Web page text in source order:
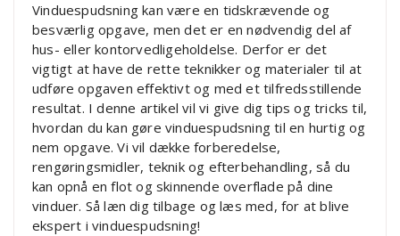
Vinduespudsning kan være en tidskrævende og
besværlig opgave, men det er en nødvendig del af
hus- eller kontorvedligeholdelse. Derfor er det
vigtigt at have de rette teknikker og materialer til at
udføre opgaven effektivt og med et tilfredsstillende
resultat. I denne artikel vil vi give dig tips og tricks til,
hvordan du kan gøre vinduespudsning til en hurtig og
nem opgave. Vi vil dække forberedelse,
rengøringsmidler, teknik og efterbehandling, så du
kan opnå en flot og skinnende overflade på dine
vinduer. Så læn dig tilbage og læs med, for at blive
ekspert i vinduespudsning!